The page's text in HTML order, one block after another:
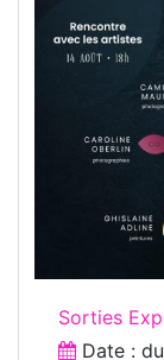
Sorties
Date : du